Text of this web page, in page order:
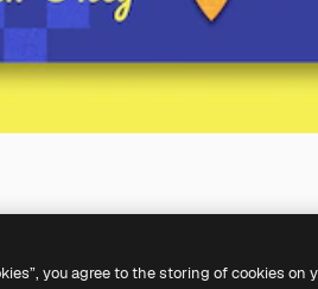
you agree to the storing of cookies on